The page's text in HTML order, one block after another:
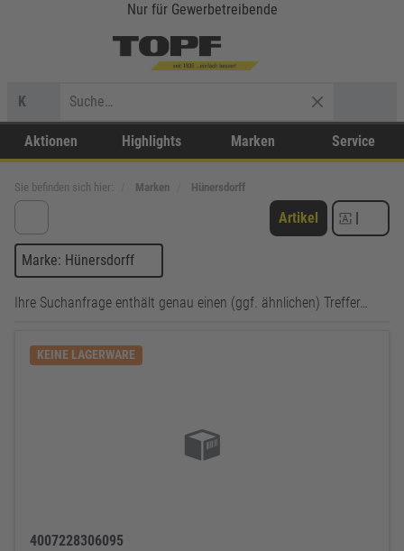
Nur für Gewerbetreibende
K
Aktionen Highlights Marken Service
Sie befinden sich hier: Marken Hünersdorff
Artikel |
Marke: Hünersdorff
Ihre Suchanfrage enthält genau einen (ggf. ähnlichen) Treffer…
KEINE LAGERWARE
4007228306095